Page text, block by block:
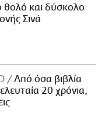
θολό και δύσκολο
Σινά
Από όσα βιβλία
20 χρόνια,